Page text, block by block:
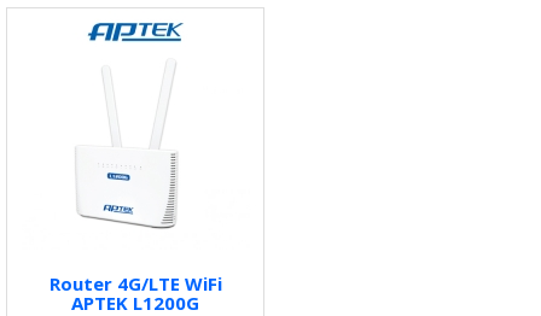
Router 4G/LTE WiFi
APTEK L1200G